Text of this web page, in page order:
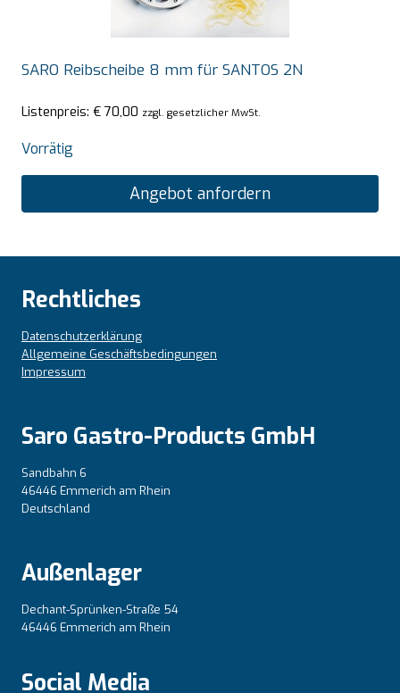
SARO Reibscheibe 8 mm für SANTOS 2N
Listenpreis: € 70,00 zzgl. gesetzlicher MwSt.
Vorrätig
Angebot anfordern
Rechtliches
Datenschutzerklärung
Allgemeine Geschäftsbedingungen
Impressum
Saro Gastro-Products GmbH
Sandbahn 6
46446 Emmerich am Rhein
Deutschland
Außenlager
Dechant-Sprünken-Straße 54
46446 Emmerich am Rhein
Social Media